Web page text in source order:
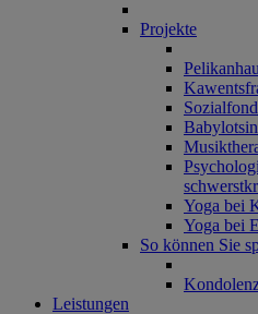
Projekte
Yoga bei
Yoga bei
So können Sie
Leistungen